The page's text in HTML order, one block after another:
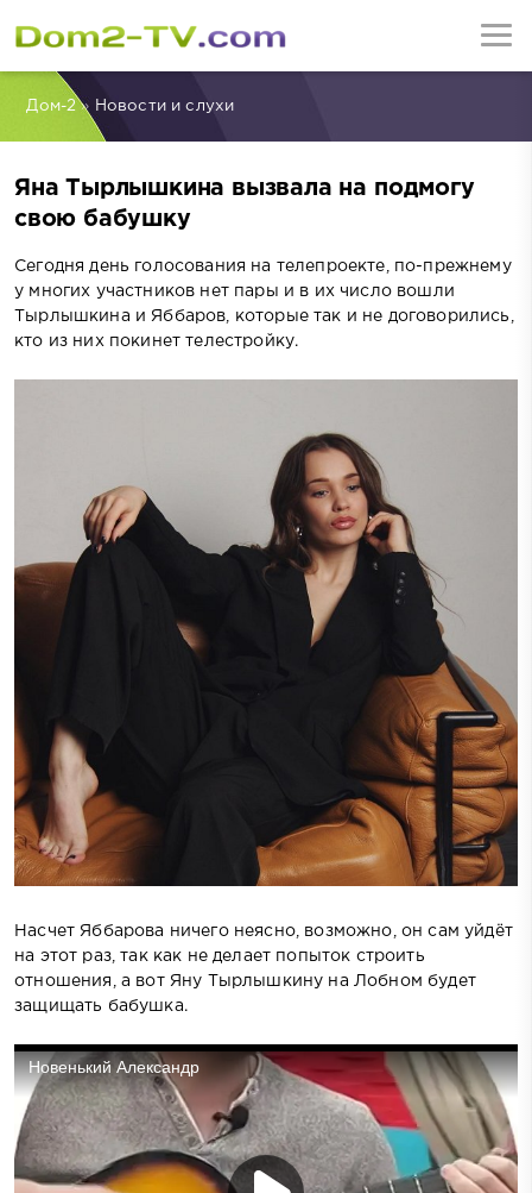
Дом-2» Новости и слухи
Яна Тырлышкина вызвала на подмогу
свою бабушку
Сегодня день голосования на телепроекте, по-прежнему
у многих участников нет пары и в их число вошли
Тырлышкина и Яббаров, которые так и не договорились,
кто из них покинет телестройку.
Насчет Яббарова ничего неясно, возможно, он сам уйдёт
на этот раз, так как не делает попыток строить
отношения, а вот Яну Тырлышкину на Лобном будет
защищать бабушка.